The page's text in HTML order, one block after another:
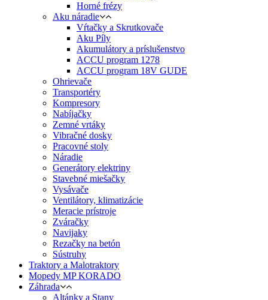
Horné frézy
Aku náradie
Vŕtačky a Skrutkovače
Aku Píly
Akumulátory a príslušenstvo
ACCU program 1278
ACCU program 18V GUDE
Ohrievače
Transportéry
Kompresory
Nabíjačky
Zemné vrtáky
Vibračné dosky
Pracovné stoly
Náradie
Generátory elektriny
Stavebné miešačky
Vysávače
Ventilátory, klimatizácie
Meracie prístroje
Zváračky
Navijaky
Rezačky na betón
Sústruhy
Traktory a Malotraktory
Mopedy MP KORADO
Záhrada
Altánky a Stany